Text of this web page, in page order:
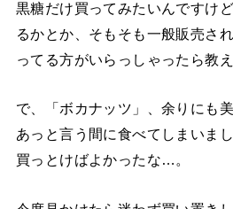
黒糖だけ買ってみたいんですけ
るかとか、そもそも一般販売さ
ってる方がいらっしゃったら教
で、「ボカナッツ」、余りにも
あっと言う間に食べてしまいま
買っとけばよかったな…。